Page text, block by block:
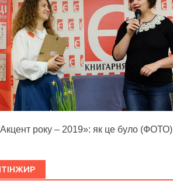
року – 2019»: як це було (ФОТО)